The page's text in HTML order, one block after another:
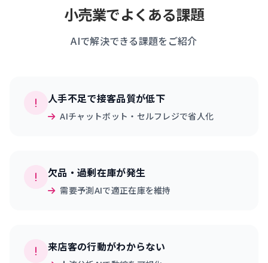
小売業でよくある課題
AIで解決できる課題をご紹介
人手不足で接客品質が低下
AIチャットボット・セルフレジで省人化
欠品・過剰在庫が発生
需要予測AIで適正在庫を維持
来店客の行動がわからない